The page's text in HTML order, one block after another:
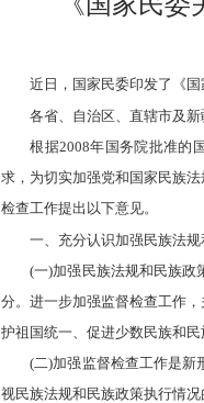
近日，国家民委印发了《国
各省、自治区、直辖市及新
根据2008年国务院批准的国
求，为切实加强党和国家民族
检查工作提出以下意见。
一、充分认识加强民族法规
(一)加强民族法规和民族政策
分。进一步加强监督检查工作
护祖国统一、促进少数民族和民
(二)加强监督检查工作是新形
视民族法规和民族政策执行情